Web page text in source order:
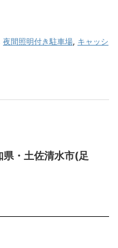
夜間照明付き駐車場, キャッシ
・土佐清水市(足